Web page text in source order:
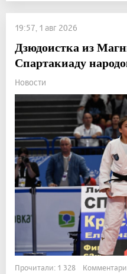
19:57, 1 авг 2026
Дзюдоистка из
Спартакиаду
Новости
Прочитали: 1 328